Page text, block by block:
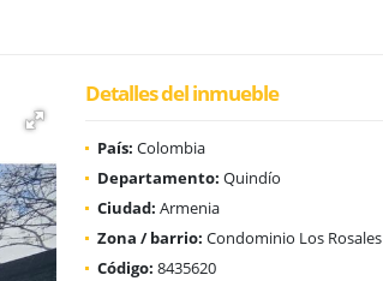
Detalles del inmueble
País: Colombia
Departamento: Quindío
Ciudad: Armenia
Zona / barrio: Condominio Los Rosales
Código: 8435620